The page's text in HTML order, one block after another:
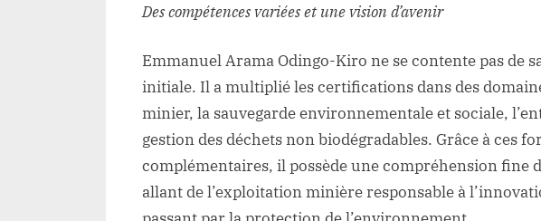
Des compétences variées et une vision d’avenir
Emmanuel Arama Odingo-Kiro ne se contente pas de
initiale. Il a multiplié les certifications dans des
minier, la sauvegarde environnementale et sociale,
gestion des déchets non biodégradables. Grâce à ces
complémentaires, il possède une compréhension fine
allant de l’exploitation minière responsable à